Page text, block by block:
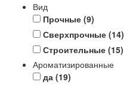
Вид
Прочные (9)
Сверхпрочные (14)
Строительные (15)
Ароматизированные
да (19)